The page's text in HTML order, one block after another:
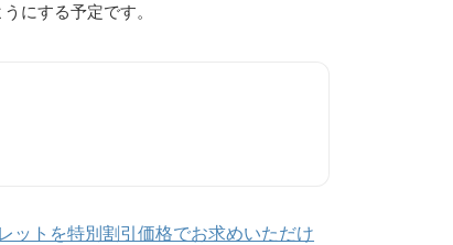
にする予定です。
ットを特別割引価格でお求めいただけ